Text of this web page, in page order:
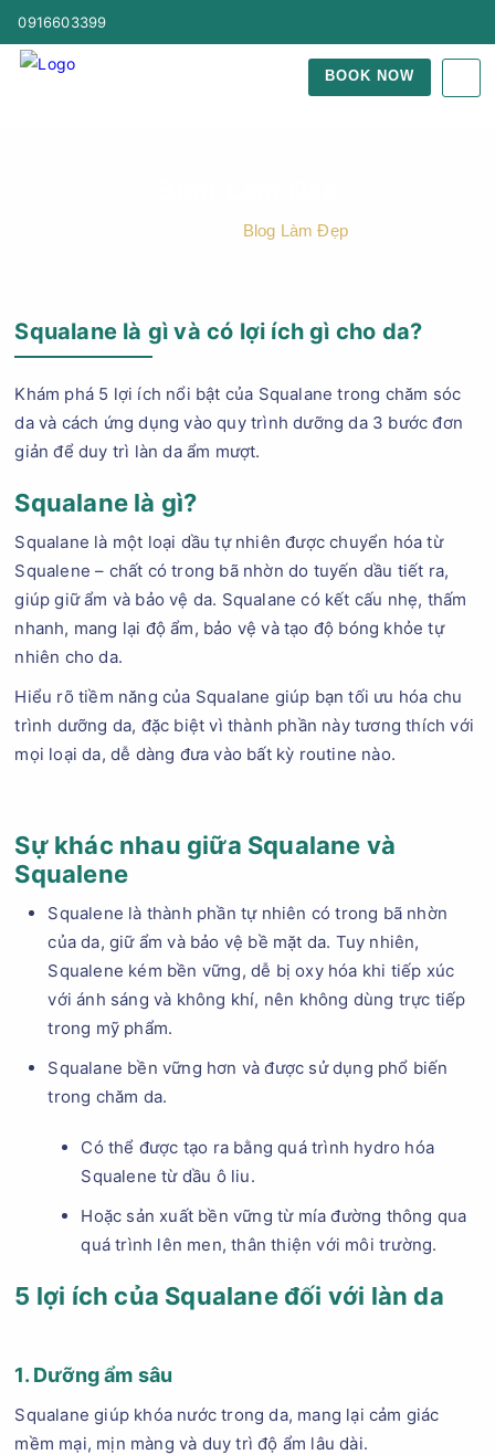
0916603399
BOOK NOW
Blog Làm Đẹp
Squalane là gì và có lợi ích gì cho da?
Khám phá 5 lợi ích nổi bật của Squalane trong chăm sóc
da và cách ứng dụng vào quy trình dưỡng da 3 bước đơn
giản để duy trì làn da ẩm mượt.
Squalane là gì?
Squalane là một loại dầu tự nhiên được chuyển hóa từ
Squalene – chất có trong bã nhờn do tuyến dầu tiết ra,
giúp giữ ẩm và bảo vệ da. Squalane có kết cấu nhẹ, thấm
nhanh, mang lại độ ẩm, bảo vệ và tạo độ bóng khỏe tự
nhiên cho da.
Hiểu rõ tiềm năng của Squalane giúp bạn tối ưu hóa chu
trình dưỡng da, đặc biệt vì thành phần này tương thích với
mọi loại da, dễ dàng đưa vào bất kỳ routine nào.
Sự khác nhau giữa Squalane và
Squalene
Squalene là thành phần tự nhiên có trong bã nhờn
của da, giữ ẩm và bảo vệ bề mặt da. Tuy nhiên,
Squalene kém bền vững, dễ bị oxy hóa khi tiếp xúc
với ánh sáng và không khí, nên không dùng trực tiếp
trong mỹ phẩm.
Squalane bền vững hơn và được sử dụng phổ biến
trong chăm da.
Có thể được tạo ra bằng quá trình hydro hóa
Squalene từ dầu ô liu.
Hoặc sản xuất bền vững từ mía đường thông qua
quá trình lên men, thân thiện với môi trường.
5 lợi ích của Squalane đối với làn da
1. Dưỡng ẩm sâu
Squalane giúp khóa nước trong da, mang lại cảm giác
mềm mại, mịn màng và duy trì độ ẩm lâu dài.